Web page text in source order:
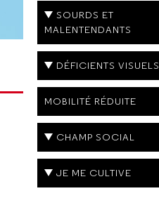
SOURDS ET
MALENTENDANTS
DÉFICIENTS VISUELS
MOBILITÉ RÉDUITE
CHAMP SOCIAL
JE ME CULTIVE